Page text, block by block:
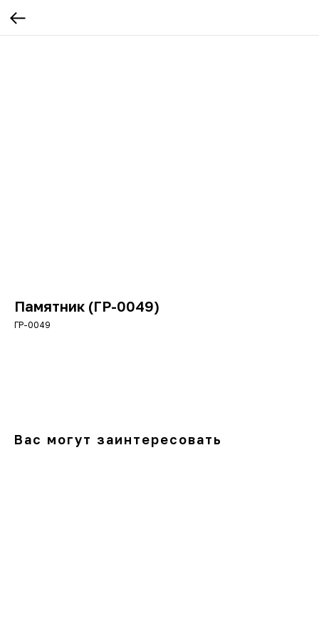
Памятник (ГР-0049)
ГР-0049
Вас могут заинтересовать